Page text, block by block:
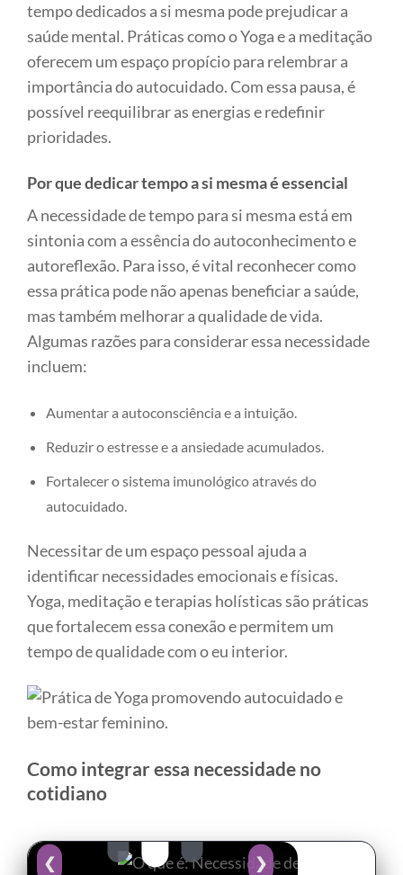
tempo dedicados a si mesma pode prejudicar a
saúde mental. Práticas como o Yoga e a meditação
oferecem um espaço propício para relembrar a
importância do autocuidado. Com essa pausa, é
possível reequilibrar as energias e redefinir
prioridades.
Por que dedicar tempo a si mesma é essencial
A necessidade de tempo para si mesma está em
sintonia com a essência do autoconhecimento e
autoreflexão. Para isso, é vital reconhecer como
essa prática pode não apenas beneficiar a saúde,
mas também melhorar a qualidade de vida.
Algumas razões para considerar essa necessidade
incluem:
Aumentar a autoconsciência e a intuição.
Reduzir o estresse e a ansiedade acumulados.
Fortalecer o sistema imunológico através do
autocuidado.
Necessitar de um espaço pessoal ajuda a
identificar necessidades emocionais e físicas.
Yoga, meditação e terapias holísticas são práticas
que fortalecem essa conexão e permitem um
tempo de qualidade com o eu interior.
Como integrar essa necessidade no
cotidiano
❮ ❯